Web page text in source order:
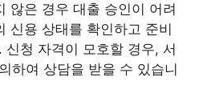
않은 경우 대출 승인이 어려
신용 상태를 확인하고 준비
청 자격이 모호할 경우, 서
하여 상담을 받을 수 있습니